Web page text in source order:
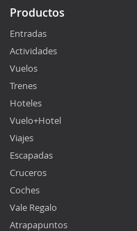
Productos
Entradas
Actividades
Vuelos
Trenes
Hoteles
Vuelo+Hotel
Viajes
Escapadas
Cruceros
Coches
Vale Regalo
Atrapapuntos